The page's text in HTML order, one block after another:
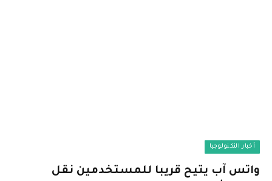
أخبار التكنولوجيا
واتس آب يتيح قريبا للمستخدمين نقل